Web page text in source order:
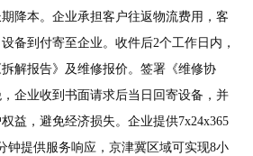
降本。企业承担客户往返物流费用，客
备到付寄至企业。收件后2个工作日内，
解报告》及维修报价。签署《维修协
企业收到书面请求后当日回寄设备，并
益，避免经济损失。企业提供7x24x365
钟提供服务响应，京津冀区域可实现8小